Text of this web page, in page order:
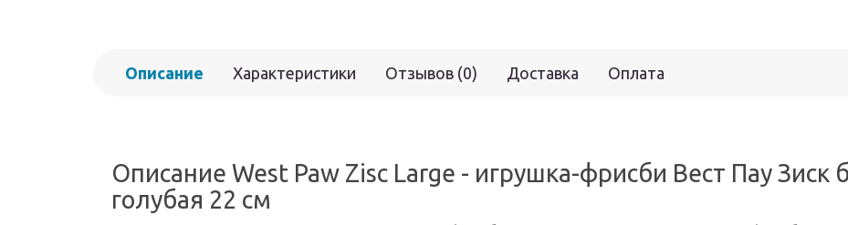
Описание Характеристики Отзывов (0) Доставка Оплата
Описание West Paw Zisc Large - игрушка-фрисби Вест Пау Зиск
голубая 22 см